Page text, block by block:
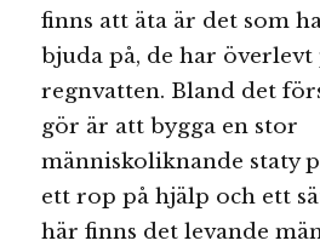
finns att äta är det som
bjuda på, de har
regnvatten. Bland det
gör är att bygga en stor
människoliknande staty
ett rop på hjälp och ett
här finns det levande